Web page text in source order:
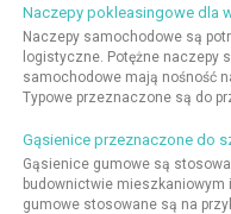
Naczepy pokleasingowe dla
Naczepy samochodowe są
logistyczne. Potężne naczepy
samochodowe mają nośność
Typowe przeznaczone są do
Gąsienice przeznaczone do
Gąsienice gumowe są
budownictwie mieszkaniowym
gumowe stosowane są na